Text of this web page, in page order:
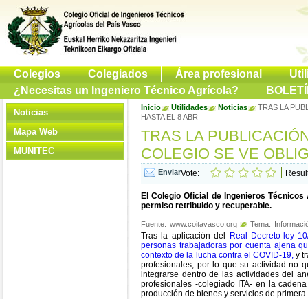
Colegios Colegiados Área profesional
¿Necesitas un Ingeniero Técnico Agrícola?
Noticias
Mapa Web
MUNITEC
Inicio Utilidades Noticias
TRAS LA
HASTA EL 8 ABR
TRAS LA
COLEGIO SE VE
Vote:
El Colegio Oficial de Ingenieros
permiso retribuido y recuperable.
Fuente: www.coitavasco.org Tema:
Tras la aplicación del
Real Decreto-ley
personas trabajadoras por cuenta ajena
contexto de la lucha contra el COVID-19, y
profesionales, por lo que su actividad no
integrarse dentro de las actividades del
profesionales -colegiado ITA- en la
producción de bienes y servicios de